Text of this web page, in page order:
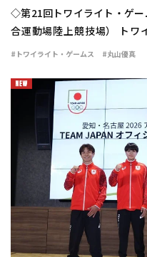
◇第21回トワイライト・ゲー
合運動場陸上競技場） トワ
110mハードルに十種競技日
#トワイライト・ゲームス #丸山優真